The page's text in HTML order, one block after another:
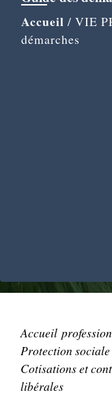
Accueil / VIE
démarches
Accueil
Protection
Cotisations et
libérales